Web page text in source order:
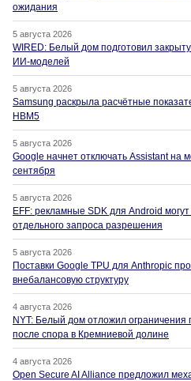
ожидания
5 августа 2026
WIRED: Белый дом подготовил
ИИ-моделей
5 августа 2026
Samsung раскрыла расчётные
HBM5
5 августа 2026
Google начнет отключать Assistant на
сентября
5 августа 2026
EFF: рекламные SDK для Android
отдельного запроса разрешения
5 августа 2026
Поставки Google TPU для Anthropic
внебалансовую структуру
4 августа 2026
NYT: Белый дом отложил ограничения
после спора в Кремниевой долине
4 августа 2026
Open Secure AI Alliance предложил